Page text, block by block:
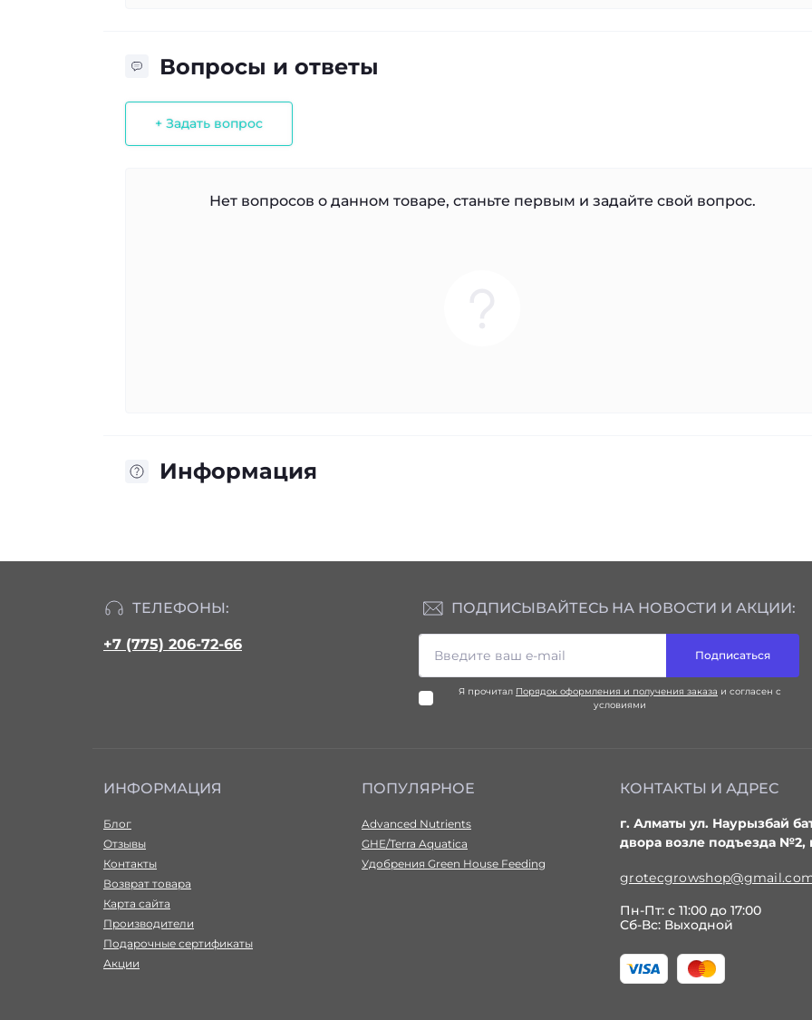
Вопросы и ответы
+ Задать вопрос
Нет вопросов о данном товаре, станьте первым и задайте свой вопрос.
Информация
ТЕЛЕФОНЫ:
+7 (775) 206-72-66
ПОДПИСЫВАЙТЕСЬ НА НОВОСТИ И АКЦИИ:
Подписаться
Я прочитал Порядок оформления и получения заказа и согласен с
условиями
ИНФОРМАЦИЯ
Блог
Отзывы
Контакты
Возврат товара
Карта сайта
Производители
Подарочные сертификаты
Акции
ПОПУЛЯРНОЕ
Advanced Nutrients
GHE/Terra Aquatica
Удобрения Green House Feeding
КОНТАКТЫ И АДРЕС
г. Алматы ул. Наурызбай
двора возле подъезда №2,
Пн-Пт: с 11:00 до 17:00
Сб-Вс: Выходной